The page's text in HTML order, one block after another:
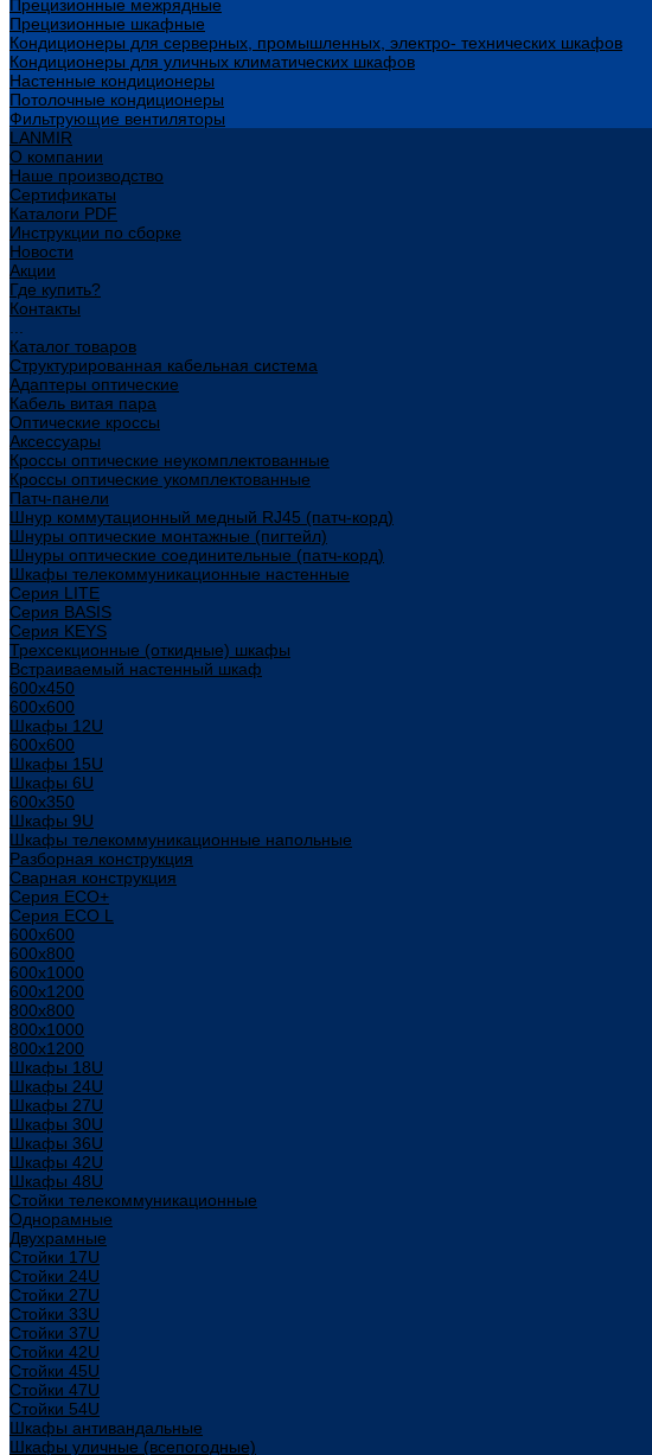
Прецизионные межрядные
Прецизионные шкафные
Кондиционеры для серверных, промышленных, электро- технических шкафов
Кондиционеры для уличных климатических шкафов
Настенные кондиционеры
Потолочные кондиционеры
Фильтрующие вентиляторы
LANMIR
О компании
Наше производство
Сертификаты
Каталоги PDF
Инструкции по сборке
Новости
Акции
Где купить?
Контакты
Каталог товаров
Структурированная кабельная система
Адаптеры оптические
Кабель витая пара
Оптические кроссы
Аксессуары
Кроссы оптические неукомплектованные
Кроссы оптические укомплектованные
Патч-панели
Шнур коммутационный медный RJ45 (патч-корд)
Шнуры оптические монтажные (пигтейл)
Шнуры оптические соединительные (патч-корд)
Шкафы телекоммуникационные настенные
Cерия LITE
Cерия BASIS
Cерия KEYS
Трехсекционные (откидные) шкафы
Встраиваемый настенный шкаф
600x450
600x600
Шкафы 12U
600x600
Шкафы 15U
Шкафы 6U
600x350
Шкафы 9U
Шкафы телекоммуникационные напольные
Разборная конструкция
Сварная конструкция
Серия ECO+
Серия ECO L
600x600
600x800
600х1000
600х1200
800x800
800х1000
800х1200
Шкафы 18U
Шкафы 24U
Шкафы 27U
Шкафы 30U
Шкафы 36U
Шкафы 42U
Шкафы 48U
Стойки телекоммуникационные
Однорамные
Двухрамные
Стойки 17U
Стойки 24U
Стойки 27U
Стойки 33U
Стойки 37U
Стойки 42U
Стойки 45U
Стойки 47U
Стойки 54U
Шкафы антивандальные
Шкафы уличные (всепогодные)